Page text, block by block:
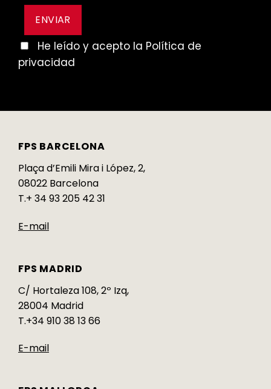
He leído y acepto la Política de
privacidad
FPS BARCELONA
Plaça d’Emili Mira i López, 2,
08022 Barcelona
T.+ 34 93 205 42 31
E-mail
FPS MADRID
C/ Hortaleza 108, 2º Izq,
28004 Madrid
T.+34 910 38 13 66
E-mail